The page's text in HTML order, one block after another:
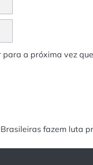
a próxima vez
Brasileiras fazem luta